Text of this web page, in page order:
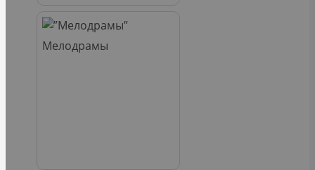
Мелодрамы